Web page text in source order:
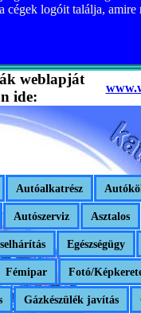
Autóalkatrész
Autószerviz Asztalos
Egészségügy
Fémipar Fotó/
Gázkészülék javítás
logóit találja, amire
weblapját
ide: